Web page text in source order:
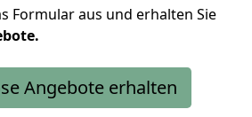
Formular aus und erhalten Sie
Angebote erhalten